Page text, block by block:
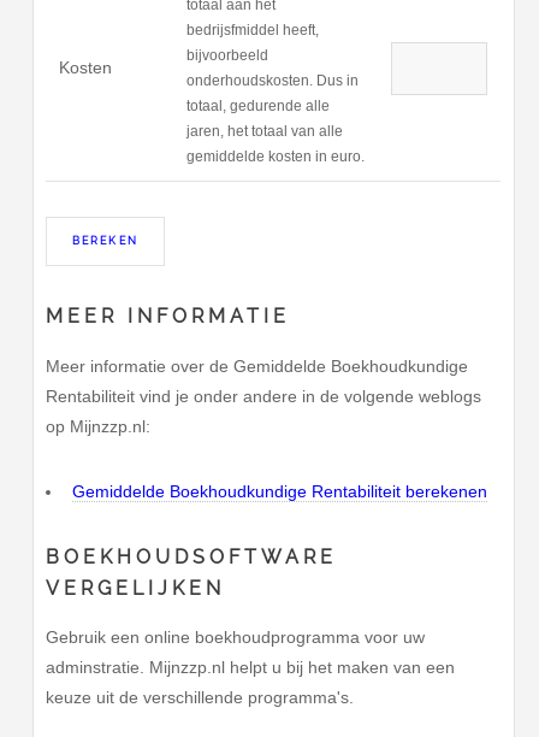
Kosten
totaal aan het
bedrijsfmiddel heeft,
bijvoorbeeld
onderhoudskosten. Dus in
totaal, gedurende alle
jaren, het totaal van alle
gemiddelde kosten in euro.
MEER INFORMATIE
Meer informatie over de Gemiddelde Boekhoudkundige
Rentabiliteit vind je onder andere in de volgende weblogs
op Mijnzzp.nl:
Gemiddelde Boekhoudkundige Rentabiliteit berekenen
BOEKHOUDSOFTWARE
VERGELIJKEN
Gebruik een online boekhoudprogramma voor uw
adminstratie. Mijnzzp.nl helpt u bij het maken van een
keuze uit de verschillende programma's.